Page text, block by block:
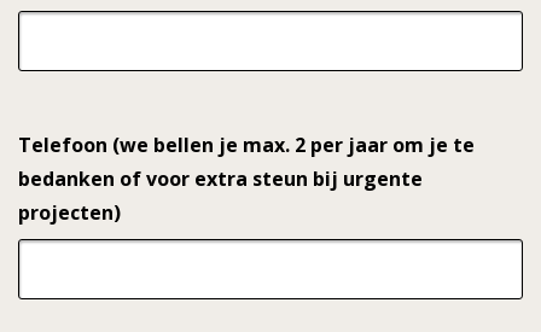
Telefoon (we bellen je max. 2 per jaar om je te
bedanken of voor extra steun bij urgente
projecten)